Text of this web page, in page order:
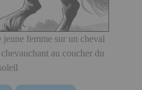
femme sur un cheval
au coucher du